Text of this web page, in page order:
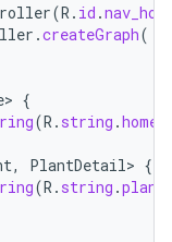
(R . id .
.createGraph(
> {
(R . string .
, PlantDetail> {
(R . string .